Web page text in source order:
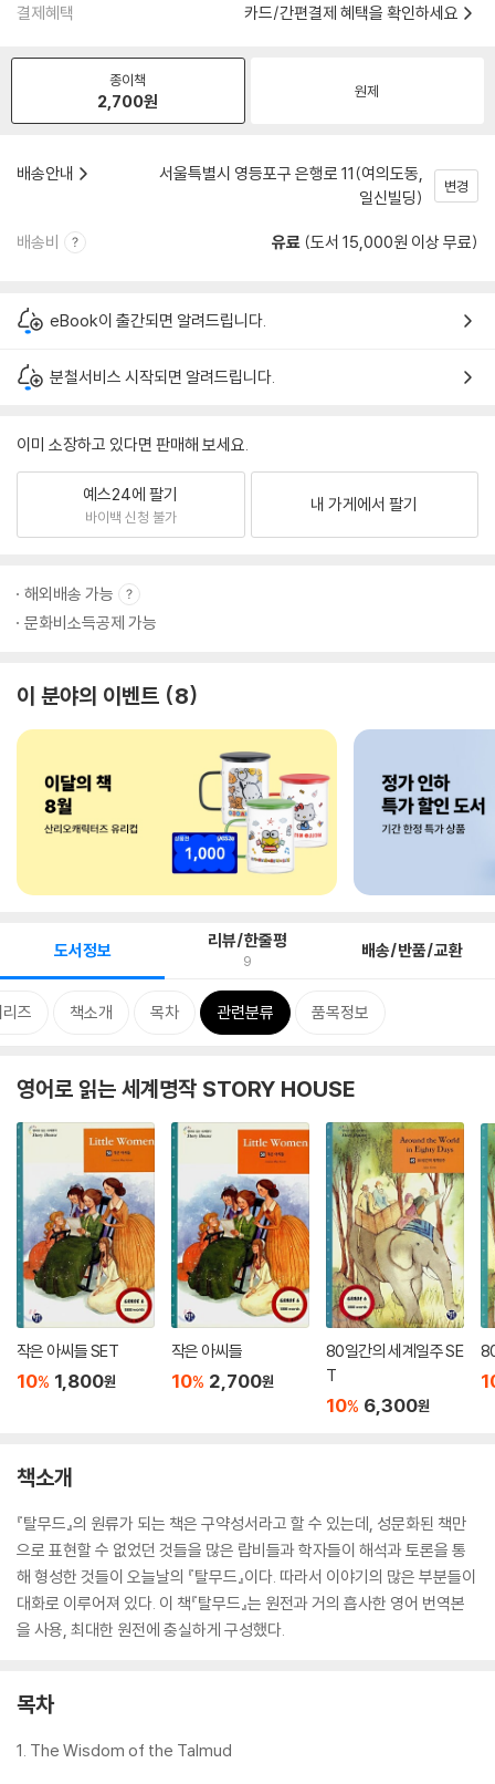
결제혜택 카드/간편결제 혜택을 확인하세요
종이책
2,700원 원제
배송안내
서울특별시 영등포구 은행로 11(여의도동,
일신빌딩)
변경
배송비 유료 (도서 15,000원 이상 무료)
eBook이 출간되면 알려드립니다.
분철서비스 시작되면 알려드립니다.
이미 소장하고 있다면 판매해 보세요.
예스24에 팔기
바이백 신청 불가
내 가게에서 팔기
해외배송 가능
문화비소득공제 가능
이 분야의 이벤트 8
도서정보 리뷰/한줄평
9 배송/반품/교환
즈 책소개 목차 관련분류 품목정보
영어로 읽는 세계명작 STORY HOUSE
작은 아씨들 SET
10% 1,800원
작은 아씨들
10% 2,700원
80일간의 세계일주 SE
T
10% 6,300원
책소개
『탈무드』의 원류가 되는 책은 구약성서라고 할 수 있는데, 성문화된 책만
으로 표현할 수 없었던 것들을 많은 랍비들과 학자들이 해석과 토론을 통
해 형성한 것들이 오늘날의 『탈무드』이다. 따라서 이야기의 많은 부분들이
대화로 이루어져 있다. 이 책『탈무드』는 원전과 거의 흡사한 영어 번역본
을 사용, 최대한 원전에 충실하게 구성했다.
목차
1. The Wisdom of the Talmud